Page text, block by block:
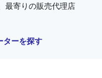
最寄りの販売代理店
ターを探す